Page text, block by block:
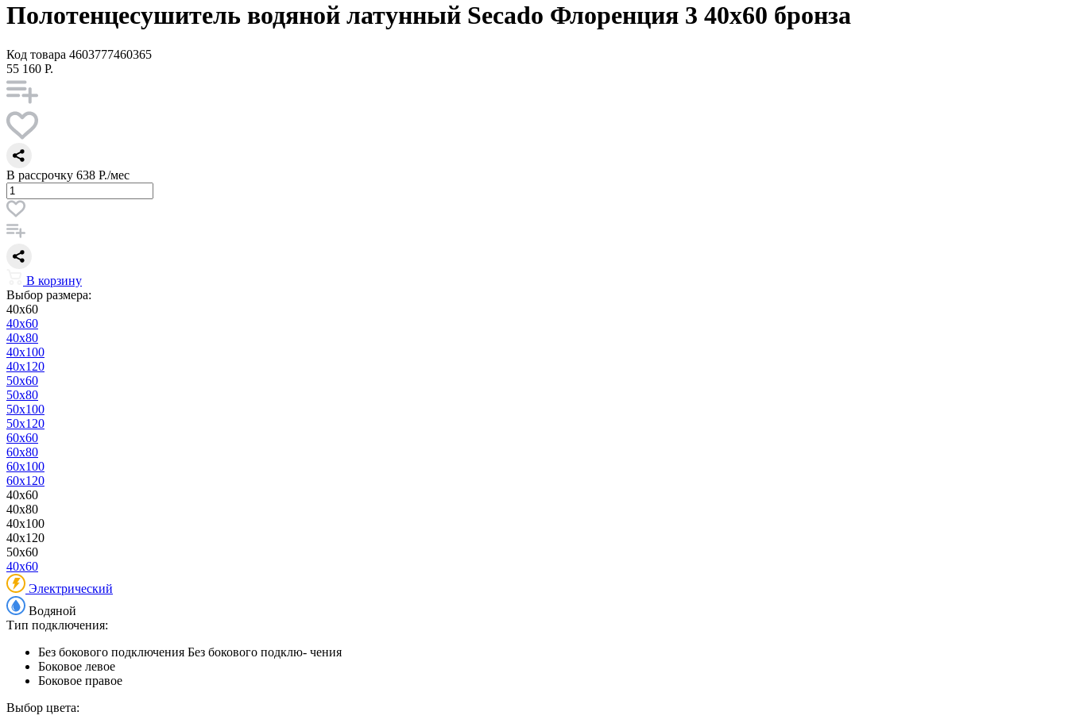
Полотенцесушитель водяной латунный Secado Флоренция 3 40x60 бронза
Код товара 4603777460365
55 160 Р.
В рассрочку 638 Р./мес
В корзину
Выбор размера:
40x60
40x60
40x80
40x100
40x120
50x60
50x80
50x100
50x120
60x60
60x80
60x100
60x120
40x60
40x80
40x100
40x120
50x60
40x60
Электрический
Водяной
Тип подключения:
Без бокового подключения Без бокового подклю- чения
Боковое левое
Боковое правое
Выбор цвета: